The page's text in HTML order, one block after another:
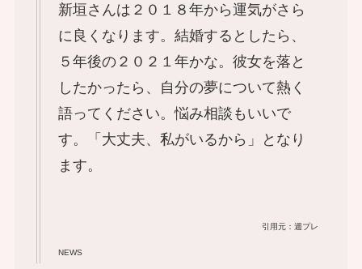
新垣さんは２０１８年から運気がさら
に良くなります。結婚するとしたら、
５年後の２０２１年かな。彼女を落と
したかったら、自分の夢について熱く
語ってください。悩み相談もいいで
す。「大丈夫、私がいるから」となり
ます。
引用元：週プレ
NEWS